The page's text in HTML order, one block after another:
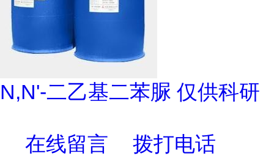
N,N'-二乙基二苯脲 仅供科研
在线留言 拨打电话